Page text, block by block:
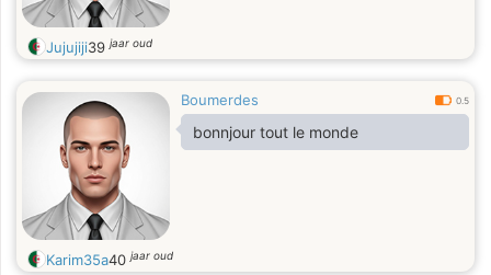
Jujujiji39jaar oud
Boumerdes 0.5
bonnjour tout le monde
Karim35a40jaar oud